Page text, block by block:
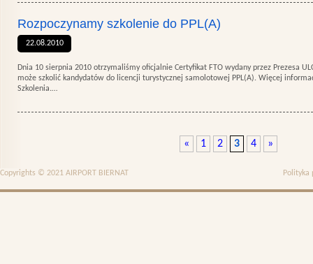
Rozpoczynamy szkolenie do PPL(A)
22.08.2010
Dnia 10 sierpnia 2010 otrzymaliśmy oficjalnie Certyfikat FTO wydany przez Prezesa
może szkolić kandydatów do licencji turystycznej samolotowej PPL(A). Więcej
Szkolenia.…
« 1 2 3 4 »
Copyrights © 2021 AIRPORT BIERNAT Polityka